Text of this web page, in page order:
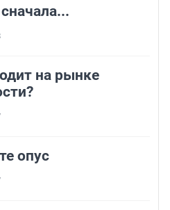
на рынке
опус